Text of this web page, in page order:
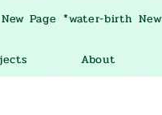
New Page *water-birth
About